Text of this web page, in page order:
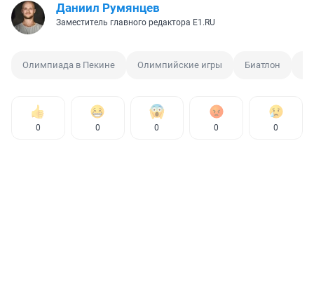
Даниил Румянцев
Заместитель главного редактора E1.RU
Олимпиада в Пекине Олимпийские игры Биатлон
0 0 0 0 0